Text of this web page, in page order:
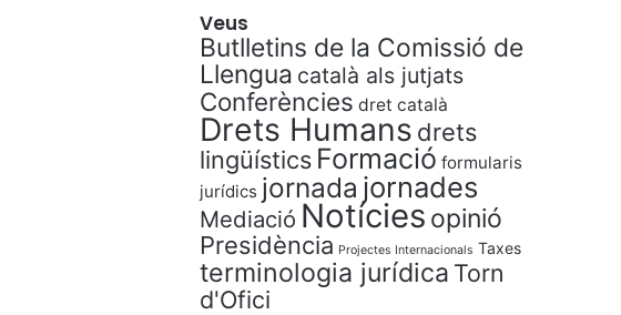
Veus
Butlletins de la Comissió de
Llengua català als jutjats
Conferències dret català
Drets Humans drets
lingüístics Formació formularis
jurídics jornada jornades
Mediació Notícies opinió
Presidència Projectes Internacionals Taxes
terminologia jurídica Torn
d'Ofici